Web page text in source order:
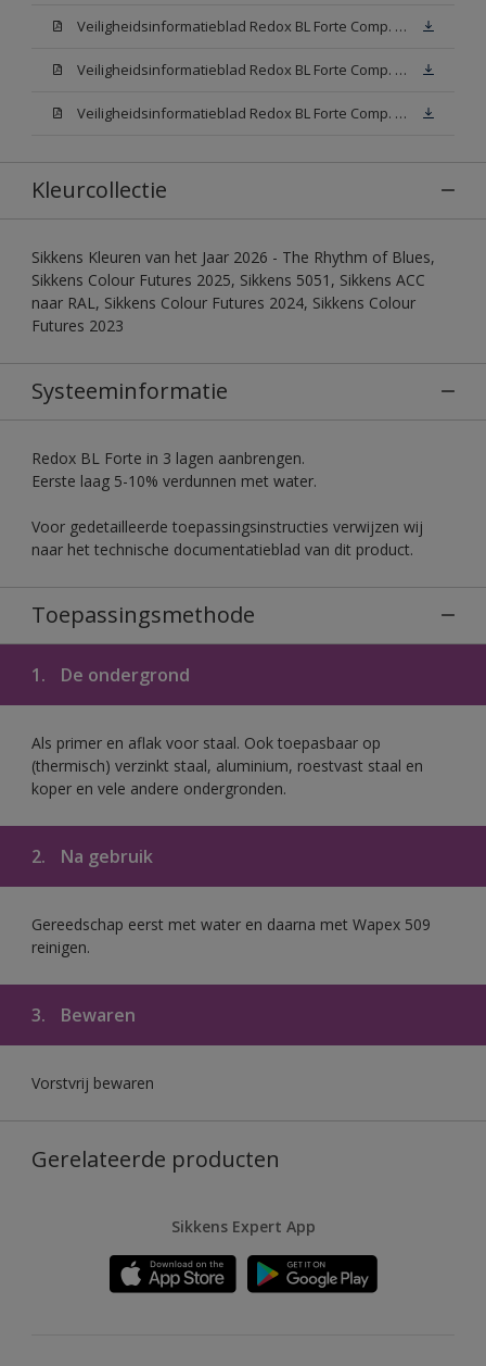
Veiligheidsinformatieblad Redox BL Forte Comp. B (MSDS)
Veiligheidsinformatieblad Redox BL Forte Comp. -A W05 (MSDS)
Veiligheidsinformatieblad Redox BL Forte Comp. -A N00 (MSDS)
Kleurcollectie
Sikkens Kleuren van het Jaar 2026 - The Rhythm of Blues,
Sikkens Colour Futures 2025, Sikkens 5051, Sikkens ACC
naar RAL, Sikkens Colour Futures 2024, Sikkens Colour
Futures 2023
Systeeminformatie
Redox BL Forte in 3 lagen aanbrengen.
Eerste laag 5-10% verdunnen met water.
Voor gedetailleerde toepassingsinstructies verwijzen wij
naar het technische documentatieblad van dit product.
Toepassingsmethode
1. De ondergrond
Als primer en aflak voor staal. Ook toepasbaar op
(thermisch) verzinkt staal, aluminium, roestvast staal en
koper en vele andere ondergronden.
2. Na gebruik
Gereedschap eerst met water en daarna met Wapex 509
reinigen.
3. Bewaren
Vorstvrij bewaren
Gerelateerde producten
Sikkens Expert App